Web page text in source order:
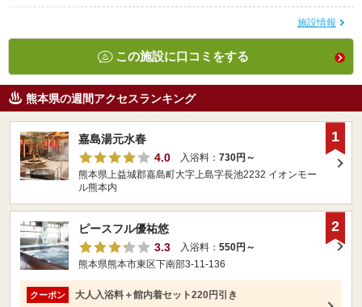
施設情報
この施設に口コミをする
熊本県の週間アクセスランキング
嘉島湯元水春
4.0
入浴料： 730円～
熊本県上益城郡嘉島町大字上島字長池2232 イオンモー
ル熊本内
1
ピースフル優祐悠
3.3
入浴料： 550円～
熊本県熊本市東区下南部3-11-136
クーポン 大人入浴料＋館内着セット220円引き
2